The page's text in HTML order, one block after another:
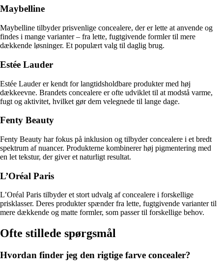
Maybelline
Maybelline tilbyder prisvenlige concealere, der er lette at anvende og
findes i mange varianter – fra lette, fugtgivende formler til mere
dækkende løsninger. Et populært valg til daglig brug.
Estée Lauder
Estée Lauder er kendt for langtidsholdbare produkter med høj
dækkeevne. Brandets concealere er ofte udviklet til at modstå varme,
fugt og aktivitet, hvilket gør dem velegnede til lange dage.
Fenty Beauty
Fenty Beauty har fokus på inklusion og tilbyder concealere i et bredt
spektrum af nuancer. Produkterne kombinerer høj pigmentering med
en let tekstur, der giver et naturligt resultat.
L’Oréal Paris
L’Oréal Paris tilbyder et stort udvalg af concealere i forskellige
prisklasser. Deres produkter spænder fra lette, fugtgivende varianter til
mere dækkende og matte formler, som passer til forskellige behov.
Ofte stillede spørgsmål
Hvordan finder jeg den rigtige farve concealer?